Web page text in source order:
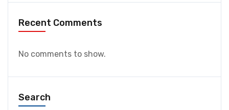
Recent Comments
No comments to show.
Search